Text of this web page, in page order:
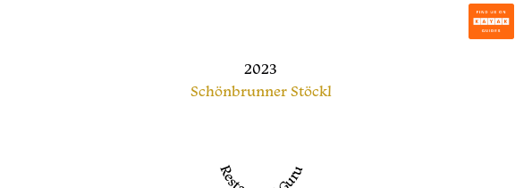
2023
Schönbrunner Stöckl